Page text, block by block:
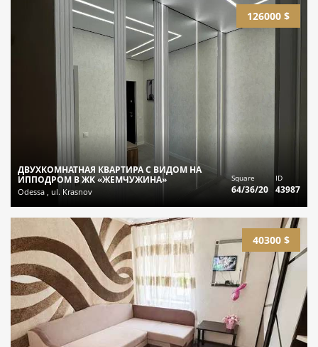
126000 $
ДВУХКОМНАТНАЯ КВАРТИРА С ВИДОМ НА
ИППОДРОМ В ЖК «ЖЕМЧУЖИНА»
Odessa , ul. Krasnov
Square
64/36/20
ID
43987
40300 $